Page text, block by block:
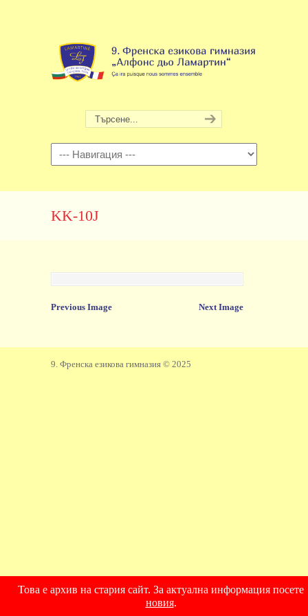
Навигация
KK-10J
Previous Image Next Image
9. Френска езикова гимназия © 2025
Това е архив на стария сайт. За актуална информация посете
новия.